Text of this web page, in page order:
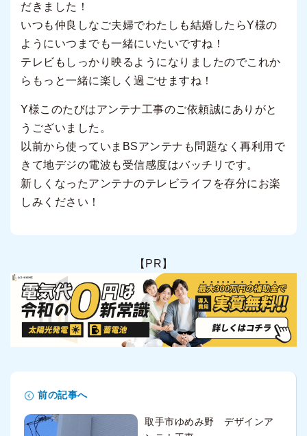
だきました！
いつも仲良しなご夫婦でわたしも結婚したらY様の
ようにいつまでも一緒にいたいですね！
テレビもしっかり映るようになりましたのでこれか
らもっと一緒に楽しく過ごせますね！
Y様このたびはアンテナ工事のご依頼誠にありがと
うございました。
以前から使っていまBSアンテナも問題なく再利用で
きて地デジの電波も受信感度はバッチリです。
新しくなったアンテナのテレビライフを存分にお楽
しみください！
【PR】
前の記事へ
取手市ゆめみ野 デザインア